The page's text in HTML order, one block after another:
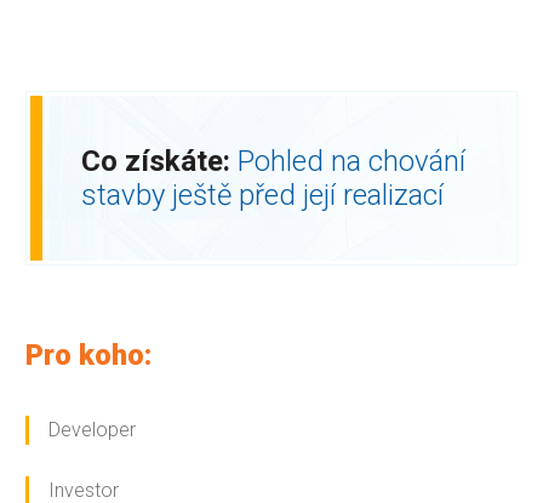
Co získáte: Pohled na chování
stavby ještě před její realizací
Pro koho:
Developer
Investor